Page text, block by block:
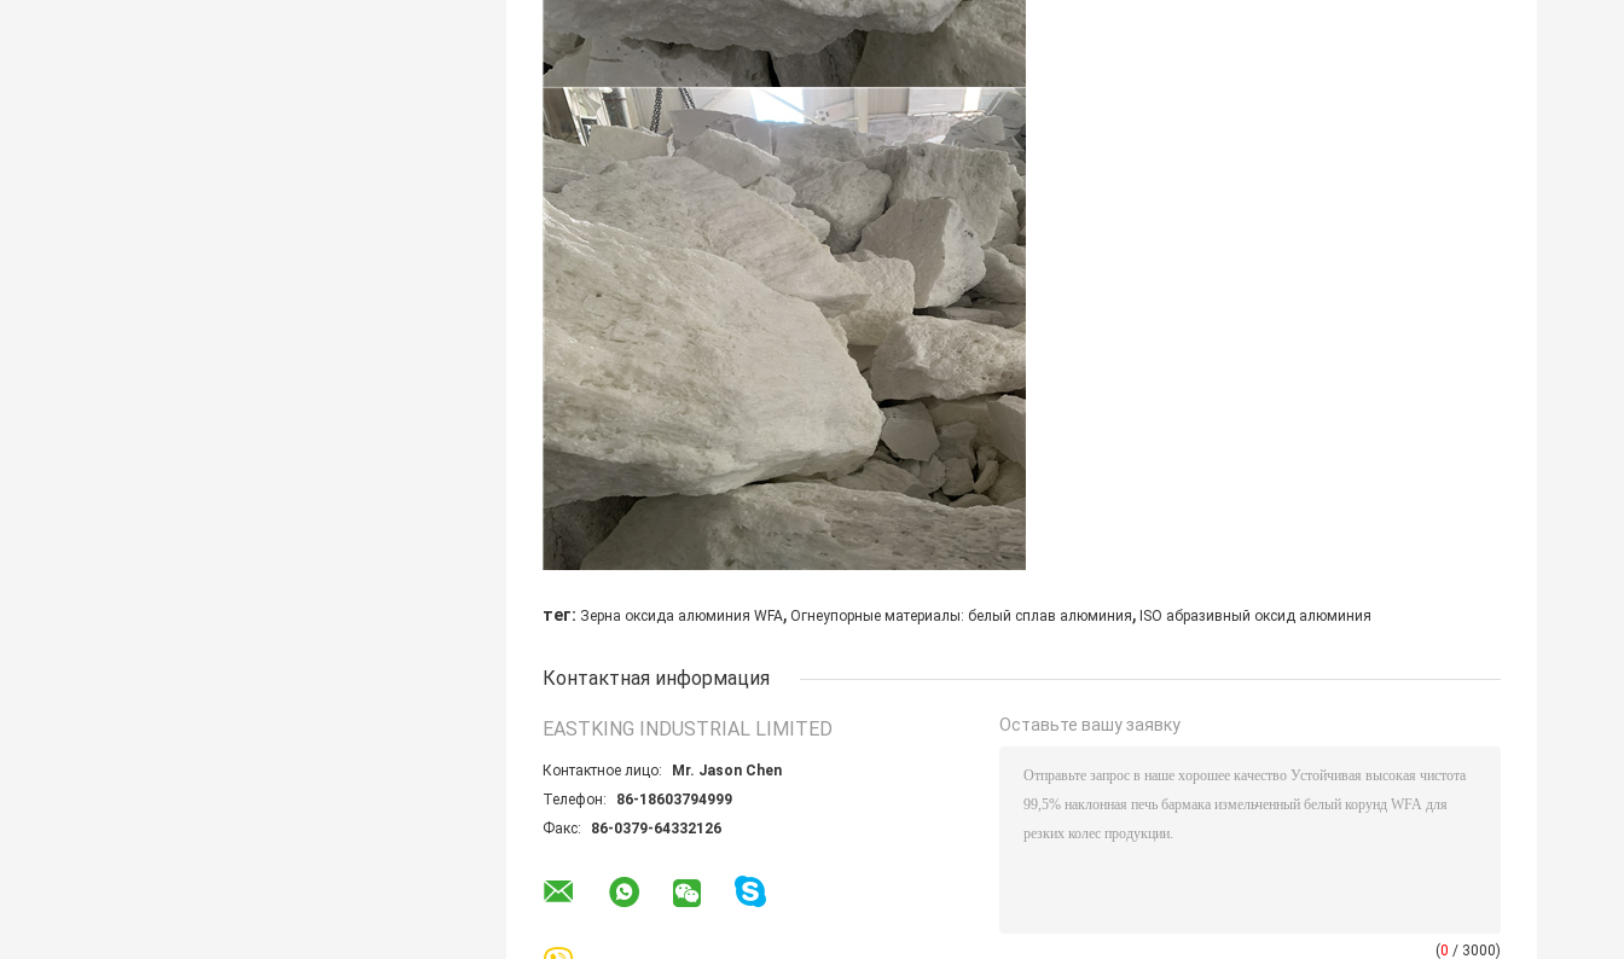
тег: Зерна оксида алюминия WFA, Огнеупорные материалы: белый сплав алюминия, ISO абразивный оксид алюминия
Контактная информация
EASTKING INDUSTRIAL LIMITED
Контактное лицо:
Mr. Jason Chen
Телефон:
86-18603794999
Факс:
86-0379-64332126
Оставьте вашу заявку
(0 / 3000)